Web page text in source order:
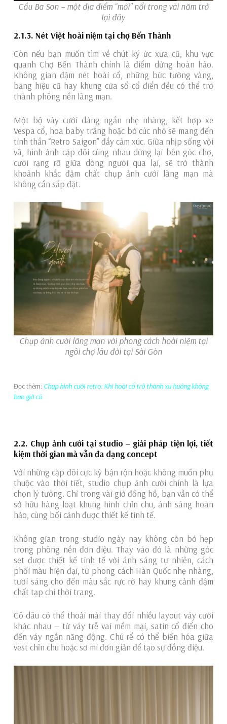
Cầu Ba Son – một địa điểm “mới” nổi trong vài năm trở
lại đây
2.1.3. Nét Việt hoài niệm tại chợ Bến Thành
Còn nếu bạn muốn tìm về chút ký ức xưa cũ, khu vực
quanh Chợ Bến Thành chính là điểm dừng hoàn hảo.
Không gian đậm nét hoài cổ, những bức tường vàng,
bảng hiệu cũ hay khung cửa sổ cổ điển đều có thể trở
thành phông nền lãng mạn.
Một bộ váy cưới dáng ngắn nhẹ nhàng, kết hợp xe
Vespa cổ, hoa baby trắng hoặc bó cúc nhỏ sẽ mang đến
tinh thần “Retro Saigon” đầy cảm xúc. Giữa nhịp sống vội
vã, hình ảnh cặp đôi cùng nhau dừng lại bên góc chợ,
cười rạng rỡ giữa dòng người qua lại, sẽ trở thành
khoảnh khắc đậm chất chụp ảnh cưới lãng mạn mà
không cần sắp đặt.
Chụp ảnh cưới lãng mạn với phong cách hoài niệm tại
ngôi chợ lâu đời tại Sài Gòn
Đọc thêm: Chụp hình cưới retro: Khi hoài cổ trở thành xu hướng không
bao giờ cũ
2.2. Chụp ảnh cưới tại studio – giải pháp tiện lợi, tiết
kiệm thời gian mà vẫn đa dạng concept
Với những cặp đôi cực kỳ bận rộn hoặc không muốn phụ
thuộc vào thời tiết, studio chụp ảnh cưới chính là lựa
chọn lý tưởng. Chỉ trong vài giờ đồng hồ, bạn vẫn có thể
sở hữu hàng loạt khung hình chỉn chu, ánh sáng hoàn
hảo, cùng bối cảnh được thiết kế tinh tế.
Không gian trong studio ngày nay không còn bó hẹp
trong phông nền đơn điệu. Thay vào đó là những góc
set được thiết kế tinh tế với ánh sáng tự nhiên, cách
phối màu hiện đại, từ phong cách Hàn Quốc nhẹ nhàng,
tươi sáng cho đến màu sắc rực rỡ hay khung cảnh đậm
chất tạp chí thời trang.
Cô dâu có thể thoải mái thay đổi nhiều layout váy cưới
khác nhau — từ váy trễ vai mềm mại, satin cổ điển cho
đến váy ngắn năng động. Chú rể có thể biến hóa giữa
vest chỉn chu hoặc sơ mi đơn giản để tạo sự đồng điệu.